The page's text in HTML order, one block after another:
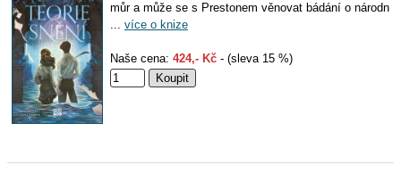
můr a může se s Prestonem věnovat bádání o národn
... více o knize
Naše cena: 424,- Kč - (sleva 15 %)